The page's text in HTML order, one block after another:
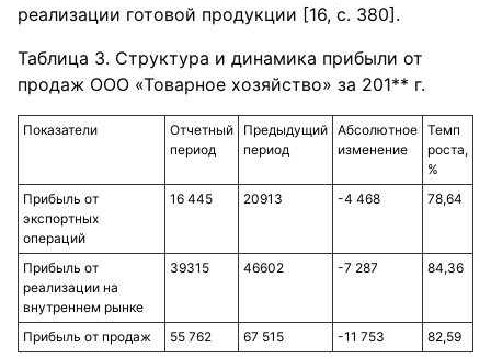
реализации готовой продукции [16, с. 380].
Таблица 3. Структура и динамика прибыли от
продаж ООО «Товарное хозяйство» за 201** г.
Показатели
Отчетный
период
Предыдущий
период
Абсолютное
изменение
Темп
роста,
%
Прибыль от
экспортных
операций
16 445 20913 -4 468 78,64
Прибыль от
реализации на
внутреннем рынке
39315 46602 -7 287 84,36
Прибыль от продаж 55 762 67 515 -11 753 82,59